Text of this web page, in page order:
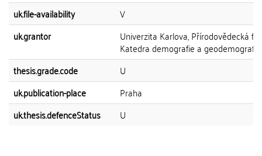
uk.file-availability
V
uk.grantor
Univerzita Karlova, Přírodovědecká
Katedra demografie a geodemografie
thesis.grade.code
U
uk.publication-place
Praha
uk.thesis.defenceStatus
U